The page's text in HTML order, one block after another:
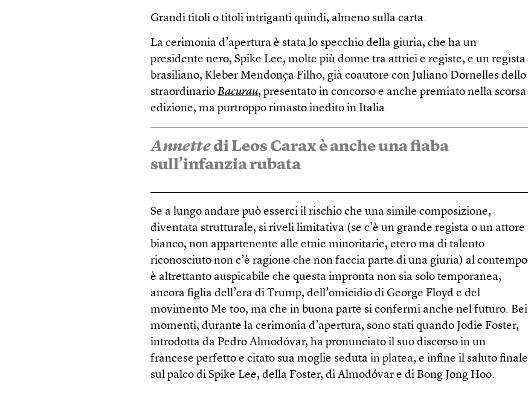
Grandi titoli o titoli intriganti quindi, almeno sulla carta.
La cerimonia d’apertura è stata lo specchio della giuria, che ha un
presidente nero, Spike Lee, molte più donne tra attrici e registe, e un regista
brasiliano, Kleber Mendonça Filho, già coautore con Juliano Dornelles dello
straordinarioBacurau, presentato in concorso e anche premiato nella scorsa
edizione, ma purtroppo rimasto inedito in Italia.
Annettedi Leos Carax è anche una fiaba
sull’infanzia rubata
Se a lungo andare può esserci il rischio che una simile composizione,
diventata strutturale, si riveli limitativa (se c’è un grande regista o un attore
bianco, non appartenente alle etnie minoritarie, etero ma di talento
riconosciuto non c’è ragione che non faccia parte di una giuria) al contempo
è altrettanto auspicabile che questa impronta non sia solo temporanea,
ancora figlia dell’era di Trump, dell’omicidio di George Floyd e del
movimento Me too, ma che in buona parte si confermi anche nel futuro. Bei
momenti, durante la cerimonia d’apertura, sono stati quando Jodie Foster,
introdotta da Pedro Almodóvar, ha pronunciato il suo discorso in un
francese perfetto e citato sua moglie seduta in platea, e infine il saluto finale
sul palco di Spike Lee, della Foster, di Almodóvar e di Bong Jong Hoo.